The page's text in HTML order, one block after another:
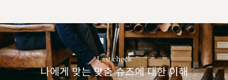
Last check
나에게 맞는 맞춤 슈즈에 대한 이해